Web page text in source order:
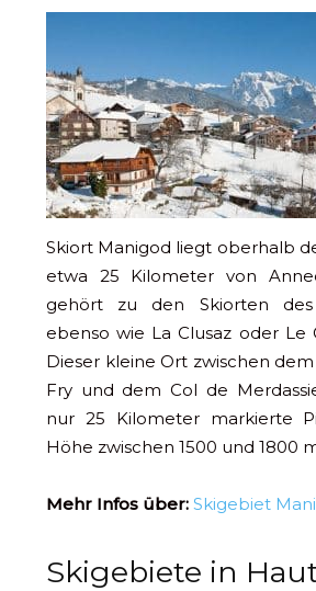
Skiort Manigod liegt oberhalb
etwa 25 Kilometer von
gehört zu den Skiorten des
ebenso wie La Clusaz oder Le
Dieser kleine Ort zwischen
Fry und dem Col de
nur 25 Kilometer markierte
Höhe zwischen 1500 und 1800
Mehr Infos über: Skigebiet
Skigebiete in